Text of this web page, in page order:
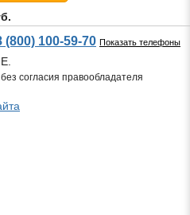
(800) 100-59-70 Показать телефоны
согласия правообладателя